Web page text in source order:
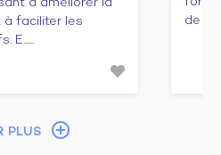
à améliorer la
faciliter les
E......
de
PLUS